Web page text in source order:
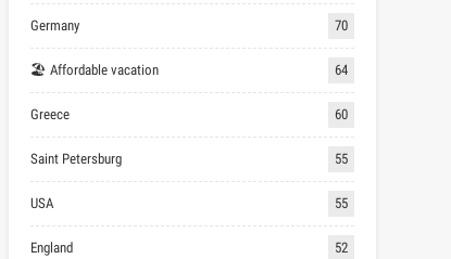
Germany 70
🏖 Affordable vacation 64
Greece 60
Saint Petersburg 55
USA 55
England 52